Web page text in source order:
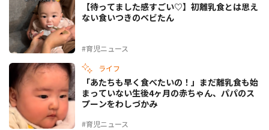
#育児ニュース
【待ってました感すごい♡】初離乳食とは思え
ない食いつきのベビたん
ライフ
#育児ニュース
「あたちも早く食べたいの！」まだ離乳食も始
まっていない生後4ヶ月の赤ちゃん、パパのス
プーンをわしづかみ